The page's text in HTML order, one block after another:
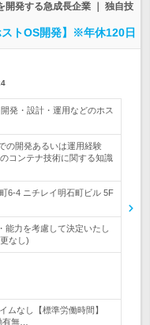
開発する急成長企業 ｜ 独自技
トOS開発】※年休120日
発・設計・運用などのホス
開発あるいは運用経験
コンテナ技術に関する知識
6-4 ニチレイ明石町ビル 5F
能力を考慮して決定いたし
なし)
ムなし【標準労働時間】
有無…